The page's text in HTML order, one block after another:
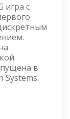
игра с
в
Systems.